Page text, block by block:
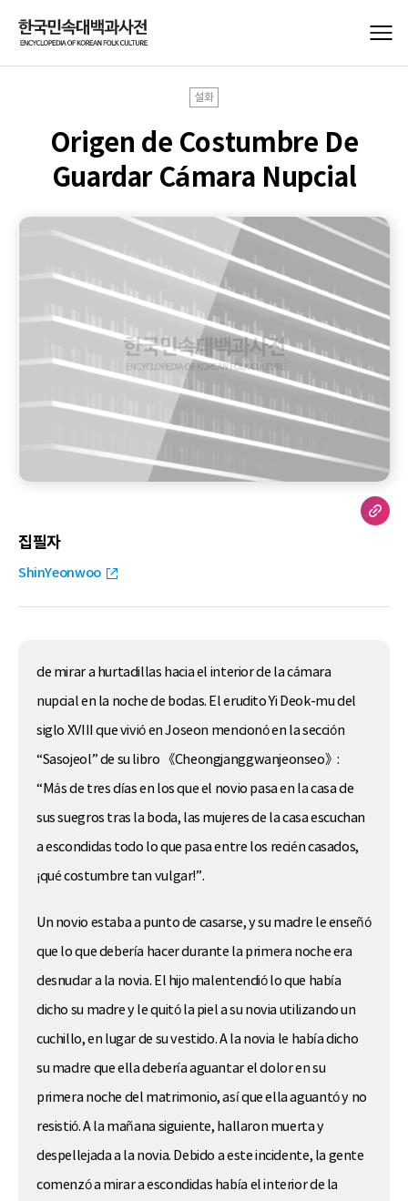
설화
Origen de Costumbre De
Guardar Cámara Nupcial
집필자
ShinYeonwoo
de mirar a hurtadillas hacia el interior de la cámara
nupcial en la noche de bodas. El erudito Yi Deok-mu del
siglo XVIII que vivió en Joseon mencionó en la sección
“Sasojeol” de su libro 《Cheongjanggwanjeonseo》:
“Más de tres días en los que el novio pasa en la casa de
sus suegros tras la boda, las mujeres de la casa escuchan
a escondidas todo lo que pasa entre los recién casados,
¡qué costumbre tan vulgar!”.
Un novio estaba a punto de casarse, y su madre le enseñó
que lo que debería hacer durante la primera noche era
desnudar a la novia. El hijo malentendió lo que había
dicho su madre y le quitó la piel a su novia utilizando un
cuchillo, en lugar de su vestido. A la novia le había dicho
su madre que ella debería aguantar el dolor en su
primera noche del matrimonio, así que ella aguantó y no
resistió. A la mañana siguiente, hallaron muerta y
despellejada a la novia. Debido a este incidente, la gente
comenzó a mirar a escondidas había el interior de la